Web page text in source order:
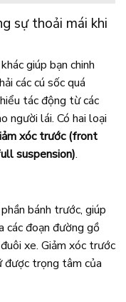
sự thoải mái khi
giúp bạn chinh
các cú sốc quá
tác động từ các
người lái. Có hai loại
xóc trước (front
suspension).
bánh trước, giúp
các đoạn đường gồ
xe. Giảm xóc trước
được trọng tâm của